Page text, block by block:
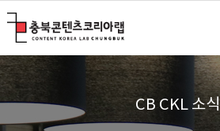
CB CKL 소식